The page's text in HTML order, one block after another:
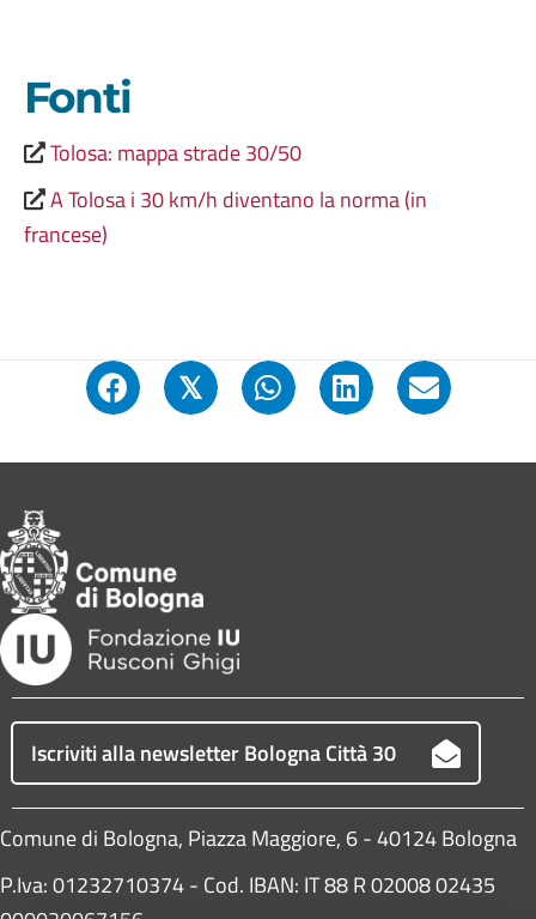
Fonti
Tolosa: mappa strade 30/50
A Tolosa i 30 km/h diventano la norma (in
francese)
𝕏
Iscriviti alla newsletter Bologna Città 30
Comune di Bologna, Piazza Maggiore, 6 - 40124 Bologna
P.Iva: 01232710374 - Cod. IBAN: IT 88 R 02008 02435